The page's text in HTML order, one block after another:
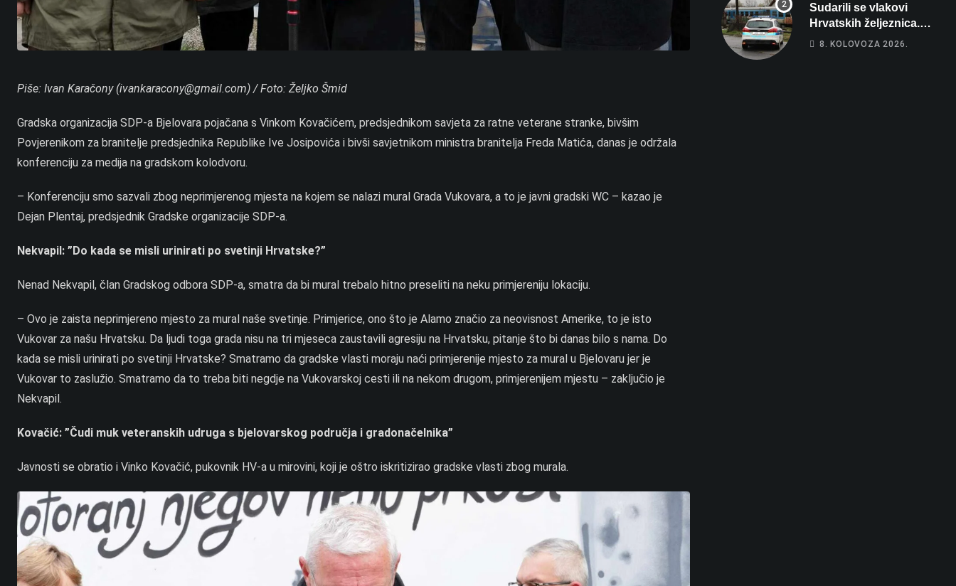
Piše: Ivan Karačony (ivankaracony@gmail.com) / Foto: Željko Šmid
Gradska organizacija SDP-a Bjelovara pojačana s Vinkom Kovačićem, predsjednikom savjeta za ratne veterane stranke, bivšim
Povjerenikom za branitelje predsjednika Republike Ive Josipovića i bivši savjetnikom ministra branitelja Freda Matića, danas je održala
konferenciju za medija na gradskom kolodvoru.
– Konferenciju smo sazvali zbog neprimjerenog mjesta na kojem se nalazi mural Grada Vukovara, a to je javni gradski WC – kazao je
Dejan Plentaj, predsjednik Gradske organizacije SDP-a.
Nekvapil: ”Do kada se misli urinirati po svetinji Hrvatske?”
Nenad Nekvapil, član Gradskog odbora SDP-a, smatra da bi mural trebalo hitno preseliti na neku primjereniju lokaciju.
– Ovo je zaista neprimjereno mjesto za mural naše svetinje. Primjerice, ono što je Alamo značio za neovisnost Amerike, to je isto
Vukovar za našu Hrvatsku. Da ljudi toga grada nisu na tri mjeseca zaustavili agresiju na Hrvatsku, pitanje što bi danas bilo s nama. Do
kada se misli urinirati po svetinji Hrvatske? Smatramo da gradske vlasti moraju naći primjerenije mjesto za mural u Bjelovaru jer je
Vukovar to zaslužio. Smatramo da to treba biti negdje na Vukovarskoj cesti ili na nekom drugom, primjerenijem mjestu – zaključio je
Nekvapil.
Kovačić: ”Čudi muk veteranskih udruga s bjelovarskog područja i gradonačelnika”
Javnosti se obratio i Vinko Kovačić, pukovnik HV-a u mirovini, koji je oštro iskritizirao gradske vlasti zbog murala.
Sudarili se vlakovi
Hrvatskih željeznica.
Šestero osoba teško
8. KOLOVOZA 2026.